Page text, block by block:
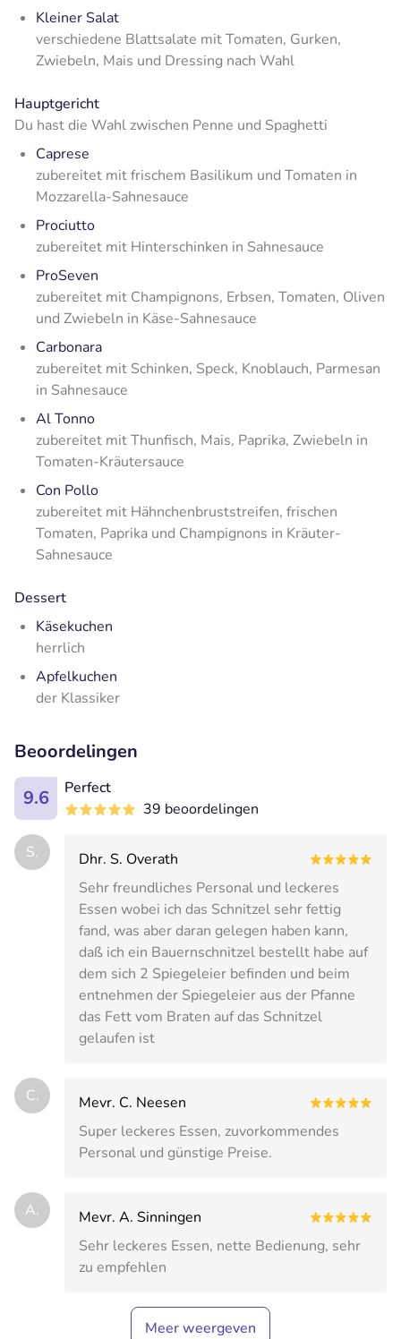
Kleiner Salat
verschiedene Blattsalate mit Tomaten, Gurken,
Zwiebeln, Mais und Dressing nach Wahl
Hauptgericht
Du hast die Wahl zwischen Penne und Spaghetti
Caprese
zubereitet mit frischem Basilikum und Tomaten in
Mozzarella-Sahnesauce
Prociutto
zubereitet mit Hinterschinken in Sahnesauce
ProSeven
zubereitet mit Champignons, Erbsen, Tomaten, Oliven
und Zwiebeln in Käse-Sahnesauce
Carbonara
zubereitet mit Schinken, Speck, Knoblauch, Parmesan
in Sahnesauce
Al Tonno
zubereitet mit Thunfisch, Mais, Paprika, Zwiebeln in
Tomaten-Kräutersauce
Con Pollo
zubereitet mit Hähnchenbruststreifen, frischen
Tomaten, Paprika und Champignons in Kräuter-
Sahnesauce
Dessert
Käsekuchen
herrlich
Apfelkuchen
der Klassiker
Beoordelingen
9.6
Perfect
39 beoordelingen
S.
Dhr. S. Overath
Sehr freundliches Personal und leckeres
Essen wobei ich das Schnitzel sehr fettig
fand, was aber daran gelegen haben kann,
daß ich ein Bauernschnitzel bestellt habe auf
dem sich 2 Spiegeleier befinden und beim
entnehmen der Spiegeleier aus der Pfanne
das Fett vom Braten auf das Schnitzel
gelaufen ist
C.
Mevr. C. Neesen
Super leckeres Essen, zuvorkommendes
Personal und günstige Preise.
A.
Mevr. A. Sinningen
Sehr leckeres Essen, nette Bedienung, sehr
zu empfehlen
Meer weergeven